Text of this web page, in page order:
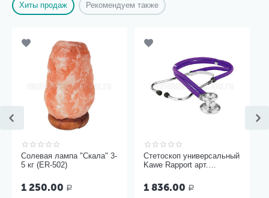
Хиты продаж Рекомендуем также
Солевая лампа "Скала" 3-
5 кг (ER-502)
1 250.00 Р
Стетоскоп универсальный
Kawe Rapport арт.
1 836.00 Р